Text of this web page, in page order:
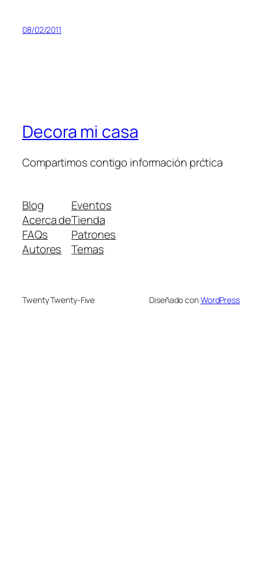
08/02/2011
Decora mi casa
Compartimos contigo información prćtica
Blog
Acerca de
FAQs
Autores
Eventos
Tienda
Patrones
Temas
Twenty Twenty-Five Diseñado conWordPress